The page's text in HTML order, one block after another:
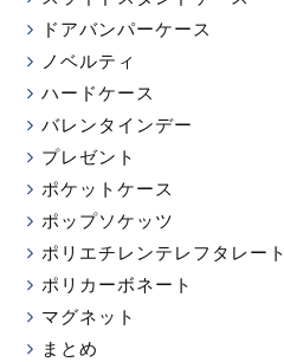
ドアバンパーケース
ノベルティ
ハードケース
バレンタインデー
プレゼント
ポケットケース
ポップソケッツ
ポリエチレンテレフタレート
ポリカーボネート
マグネット
まとめ